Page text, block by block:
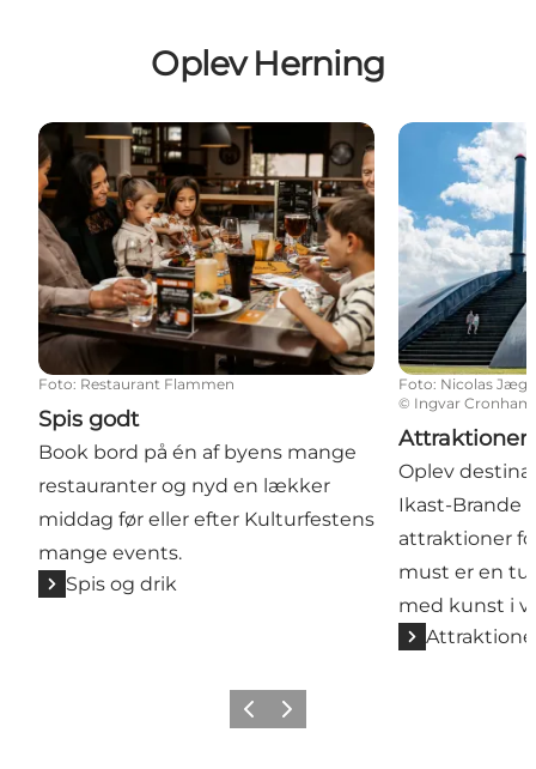
Oplev Herning
Spis godt
Foto: Restaurant Flammen
Spis godt
Book bord på én af byens mange
restauranter og nyd en lækker
middag før eller efter Kulturfestens
mange events.
Spis og drik
Attraktioner
Foto: Nicolas
© Ingvar
Attraktioner
Oplev
Ikast-Brande
attraktioner
must er en
med kunst i
Forrige billede
Næste billede